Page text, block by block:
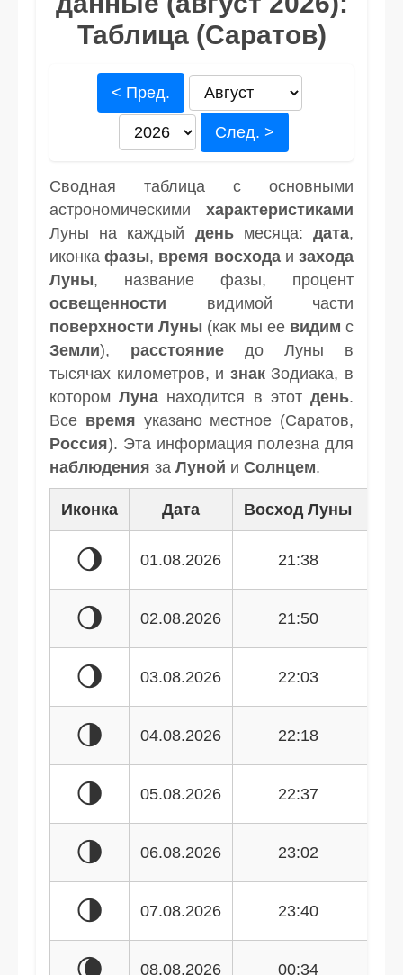
Таблица (Саратов)
< Пред.
След. >
Сводная таблица с основными
астрономическими характеристиками
Луны на каждый деньмесяца:дата,
иконкафазы, время восходаизахода
Луны, название фазы, процент
освещенности видимой части
поверхности Луны (как мы ее видим с
Земли), расстояние до Луны в
тысячах километров, и знакЗодиака, в
которомЛуна находится в этотдень.
Все время указано местное (Саратов,
Россия). Эта информация полезна для
наблюдения за Луной и Солнцем.
Иконка Дата Восход Луны
🌖 01.08.2026 21:38
🌖 02.08.2026 21:50
🌖 03.08.2026 22:03
🌗 04.08.2026 22:18
🌗 05.08.2026 22:37
🌗 06.08.2026 23:02
🌗 07.08.2026 23:40
08.08.2026 00:34